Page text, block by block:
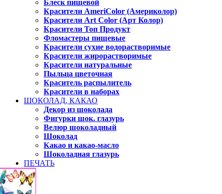
Блеск пищевой
Красители AmeriColor (Америколор)
Красители Art Color (Арт Колор)
Красители Топ Продукт
Фломастеры пищевые
Красители сухие водорастворимые
Красители жирорастворимые
Красители натуральные
Пыльца цветочная
Краситель распылитель
Красители в наборах
ШОКОЛАД, КАКАО
Декор из шоколада
Фигурки шок. глазурь
Велюр шоколадный
Шоколад
Какао и какао-масло
Шоколадная глазурь
ПЕЧАТЬ